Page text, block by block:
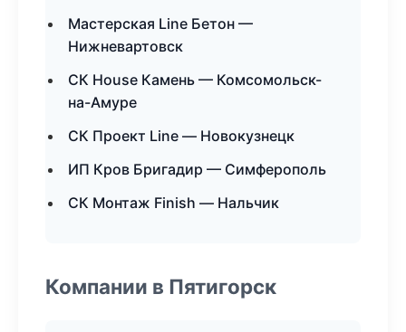
Мастерская Line Бетон —
Нижневартовск
СК House Камень — Комсомольск-
на-Амуре
СК Проект Line — Новокузнецк
ИП Кров Бригадир — Симферополь
СК Монтаж Finish — Нальчик
Компании в Пятигорск